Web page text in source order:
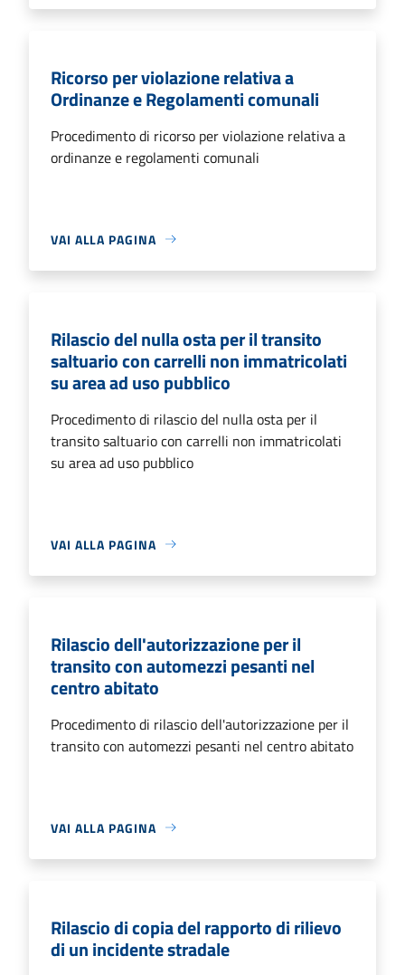
Ricorso per violazione relativa a
Ordinanze e Regolamenti comunali
Procedimento di ricorso per violazione relativa a
ordinanze e regolamenti comunali
VAI ALLA PAGINA
Rilascio del nulla osta per il transito
saltuario con carrelli non immatricolati
su area ad uso pubblico
Procedimento di rilascio del nulla osta per il
transito saltuario con carrelli non immatricolati
su area ad uso pubblico
VAI ALLA PAGINA
Rilascio dell'autorizzazione per il
transito con automezzi pesanti nel
centro abitato
Procedimento di rilascio dell'autorizzazione per il
transito con automezzi pesanti nel centro abitato
VAI ALLA PAGINA
Rilascio di copia del rapporto di rilievo
di un incidente stradale